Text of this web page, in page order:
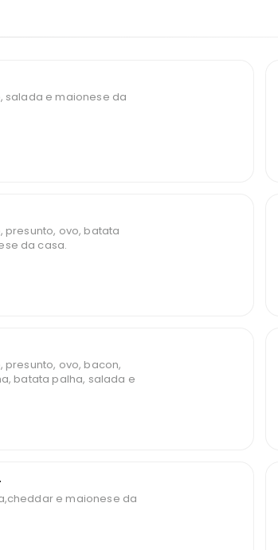
salada e maionese da
presunto, ovo, batata
da casa.
presunto, ovo, bacon,
batata palha, salada e
e maionese da